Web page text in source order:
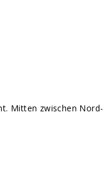
Mitten zwischen